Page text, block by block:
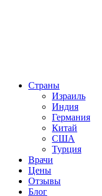
Страны
Израиль
Индия
Германия
Китай
США
Турция
Врачи
Цены
Отзывы
Блог